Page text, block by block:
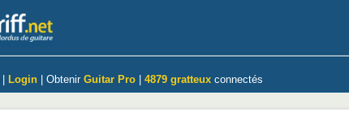
Login | Obtenir Guitar Pro 4879 gratteux connectés